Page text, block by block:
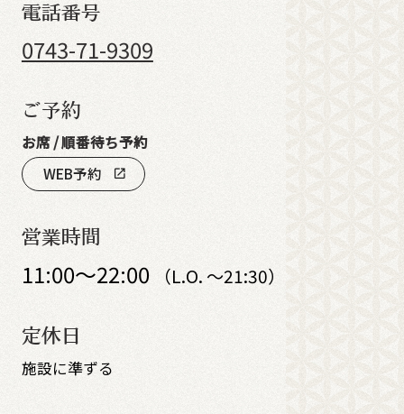
電話番号
0743-71-9309
ご予約
お席 / 順番待ち予約
WEB予約
open_in_new
営業時間
11:00～22:00 （L.O. ～21:30）
定休日
施設に準ずる